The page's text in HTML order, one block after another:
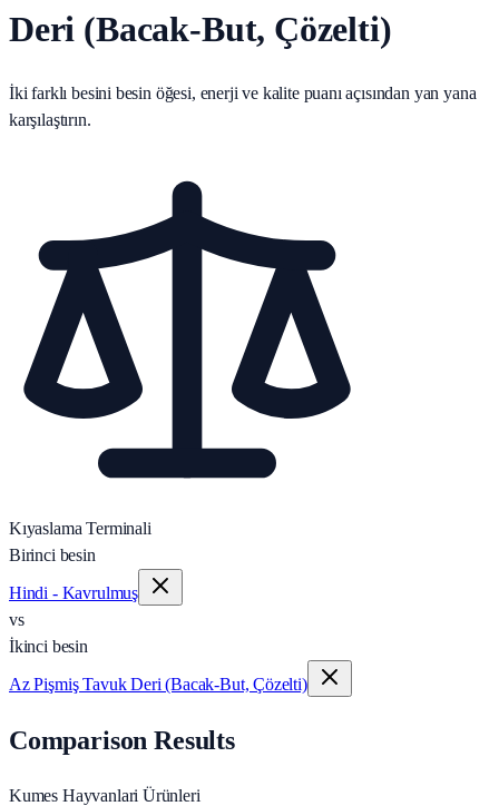
Deri (Bacak‑But, Çözelti)
İki farklı besini besin öğesi, enerji ve kalite puanı açısından yan yana
karşılaştırın.
Kıyaslama Terminali
Birinci besin
Hindi - Kavrulmuş
vs
İkinci besin
Az Pişmiş Tavuk Deri (Bacak‑But, Çözelti)
Comparison Results
Kumes Hayvanlari Ürünleri